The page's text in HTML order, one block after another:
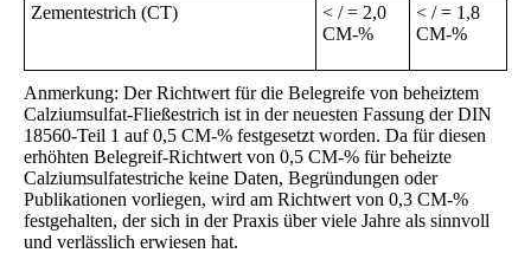
Zementestrich (CT)
< / = 2,0
CM-%
< / = 1,8
CM-%
Anmerkung: Der Richtwert für die Belegreife von beheiztem
Calziumsulfat-Fließestrich ist in der neuesten Fassung der DIN
18560-Teil 1 auf 0,5 CM-% festgesetzt worden. Da für diesen
erhöhten Belegreif-Richtwert von 0,5 CM-% für beheizte
Calziumsulfatestriche keine Daten, Begründungen oder
Publikationen vorliegen, wird am Richtwert von 0,3 CM-%
festgehalten, der sich in der Praxis über viele Jahre als sinnvoll
und verlässlich erwiesen hat.